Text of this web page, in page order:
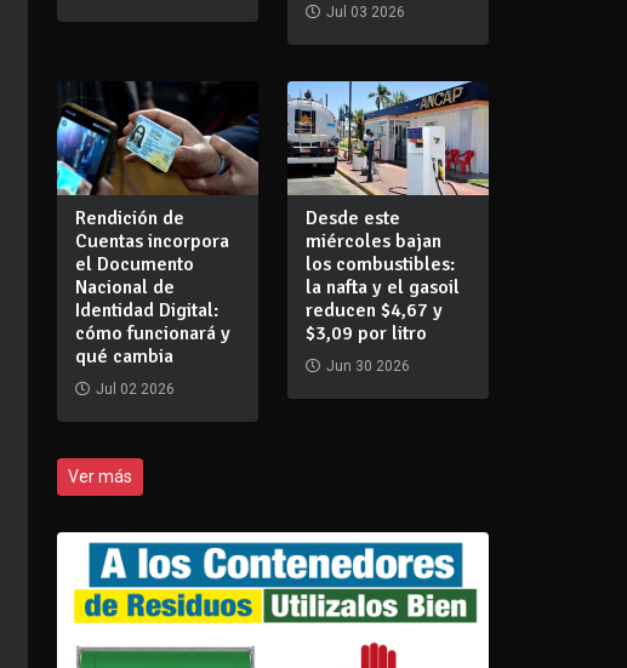
Jul 03 2026
Rendición de
Cuentas incorpora
el Documento
Nacional de
Identidad Digital:
cómo funcionará y
qué cambia
Jul 02 2026
Desde este
miércoles bajan
los combustibles:
la nafta y el gasoil
reducen $4,67 y
$3,09 por litro
Jun 30 2026
Ver más